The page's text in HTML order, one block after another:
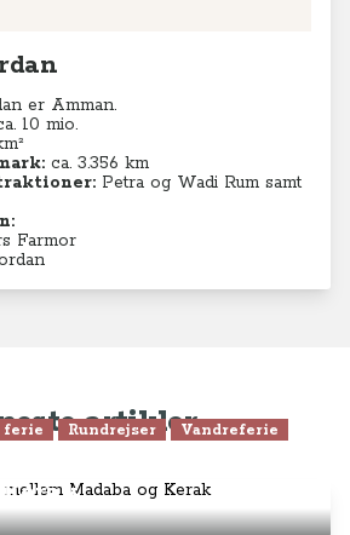
er Amman.
10 mio.
ca. 3.356 km
Petra og Wadi Rum samt
Farmor
artikler
Rundrejser Vandreferie